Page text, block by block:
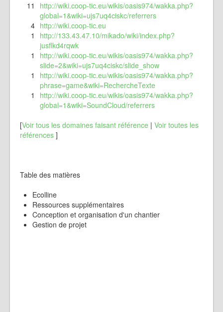
11
http://wiki.coop-tic.eu/wikis/oasis974/wakka.php?
global=1&wiki=ujs7uq4ciskc/referrers
4 http://wiki.coop-tic.eu
1
http://133.43.47.10/mikado/wiki/index.php?
jusflkd4rqwk
1
http://wiki.coop-tic.eu/wikis/oasis974/wakka.php?
slide=2&wiki=ujs7uq4ciskc/slide_show
1
http://wiki.coop-tic.eu/wikis/oasis974/wakka.php?
phrase=game&wiki=RechercheTexte
1
http://wiki.coop-tic.eu/wikis/oasis974/wakka.php?
global=1&wiki=SoundCloud/referrers
[Voir tous les domaines faisant référence | Voir toutes les
références ]
Table des matières
Ecolline
Ressources supplémentaires
Conception et organisation d'un chantier
Gestion de projet